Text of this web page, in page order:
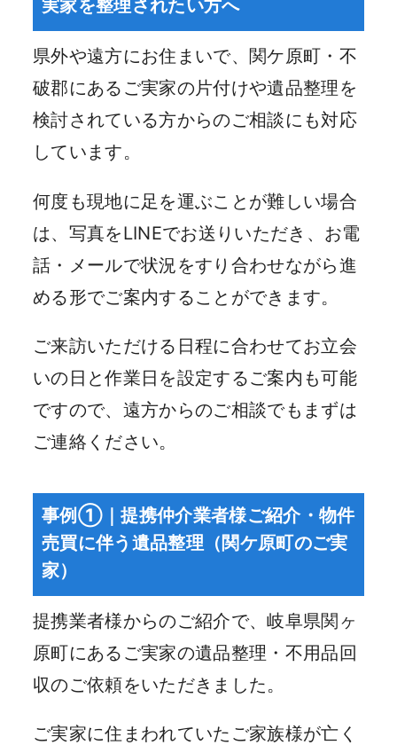
実家を整理されたい方へ
県外や遠方にお住まいで、関ケ原町・不
破郡にあるご実家の片付けや遺品整理を
検討されている方からのご相談にも対応
しています。
何度も現地に足を運ぶことが難しい場合
は、写真をLINEでお送りいただき、お電
話・メールで状況をすり合わせながら進
める形でご案内することができます。
ご来訪いただける日程に合わせてお立会
いの日と作業日を設定するご案内も可能
ですので、遠方からのご相談でもまずは
ご連絡ください。
事例①｜提携仲介業者様ご紹介・物件
売買に伴う遺品整理（関ケ原町のご実
家）
提携業者様からのご紹介で、岐阜県関ヶ
原町にあるご実家の遺品整理・不用品回
収のご依頼をいただきました。
ご実家に住まわれていたご家族様が亡く